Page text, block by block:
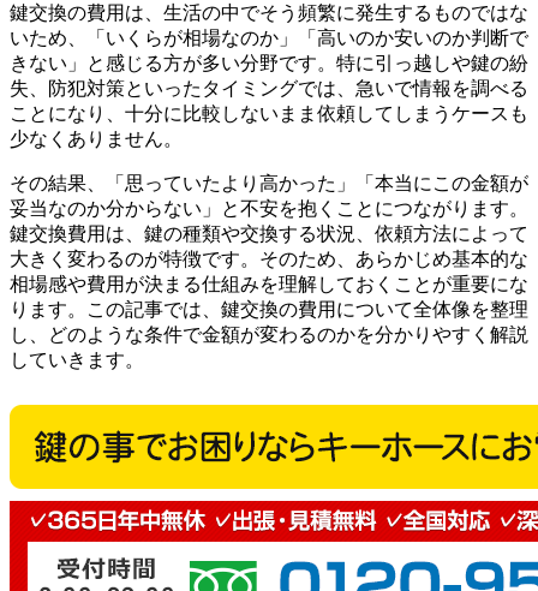
鍵交換の費用は、生活の中でそう頻繁に発生するものではな
いため、「いくらが相場なのか」「高いのか安いのか判断で
きない」と感じる方が多い分野です。特に引っ越しや鍵の紛
失、防犯対策といったタイミングでは、急いで情報を調べる
ことになり、十分に比較しないまま依頼してしまうケースも
少なくありません。
その結果、「思っていたより高かった」「本当にこの金額が
妥当なのか分からない」と不安を抱くことにつながります。
鍵交換費用は、鍵の種類や交換する状況、依頼方法によって
大きく変わるのが特徴です。そのため、あらかじめ基本的な
相場感や費用が決まる仕組みを理解しておくことが重要にな
ります。この記事では、鍵交換の費用について全体像を整理
し、どのような条件で金額が変わるのかを分かりやすく解説
していきます。